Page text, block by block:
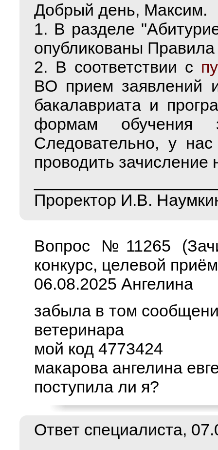
Добрый день, Максим.
1. В разделе
опубликованы
2. В соответствии с
ВО прием заявлений
бакалавриата и
формам обучения
Следовательно, у
проводить зачисление
Проректор И.В.
Вопрос №11265
конкурс, целевой
06.08.2025 Ангелина
забыла в том
ветеринара
мой код 4773424
макарова ангелина
поступила ли я?
Ответ специалиста,